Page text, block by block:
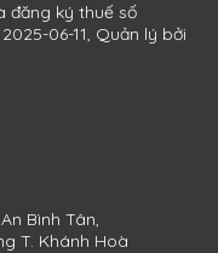
đăng ký thuế số
06-11, Quản lý bởi
Bình Tân,
T. Khánh Hoà